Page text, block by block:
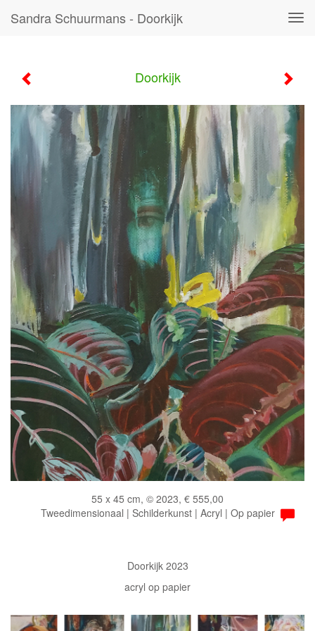
Sandra Schuurmans - Doorkijk
Doorkijk
55 x 45 cm, © 2023, € 555,00
Tweedimensionaal | Schilderkunst | Acryl | Op papier
Doorkijk 2023
acryl op papier